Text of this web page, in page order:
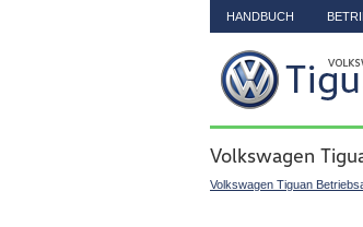
HANDBUCH
Volkswagen
Volkswagen Tiguan